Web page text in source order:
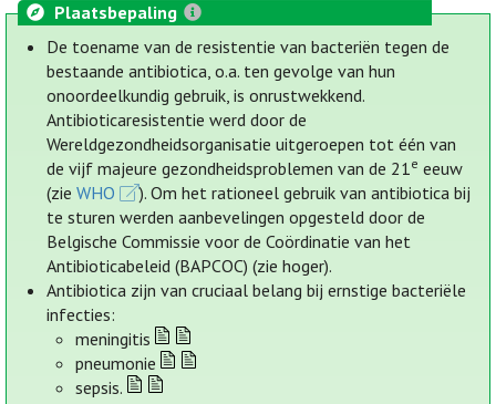
Plaatsbepaling
De toename van de resistentie van bacteriën tegen de
bestaande antibiotica, o.a. ten gevolge van hun
onoordeelkundig gebruik, is onrustwekkend.
Antibioticaresistentie werd door de
Wereldgezondheidsorganisatie uitgeroepen tot één van
de vijf majeure gezondheidsproblemen van de 21e eeuw
(zieWHO
). Om het rationeel gebruik van antibiotica bij
te sturen werden aanbevelingen opgesteld door de
Belgische Commissie voor de Coördinatie van het
Antibioticabeleid (BAPCOC) (zie hoger).
Antibiotica zijn van cruciaal belang bij ernstige bacteriële
infecties:
meningitis
pneumonie
sepsis.